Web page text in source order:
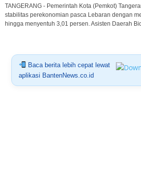
TANGERANG - Pemerintah Kota (Pemkot)
stabilitas perekonomian pasca Lebaran dengan
hingga menyentuh 3,01 persen. Asisten Daerah
Baca berita lebih cepat lewat
aplikasi BantenNews.co.id